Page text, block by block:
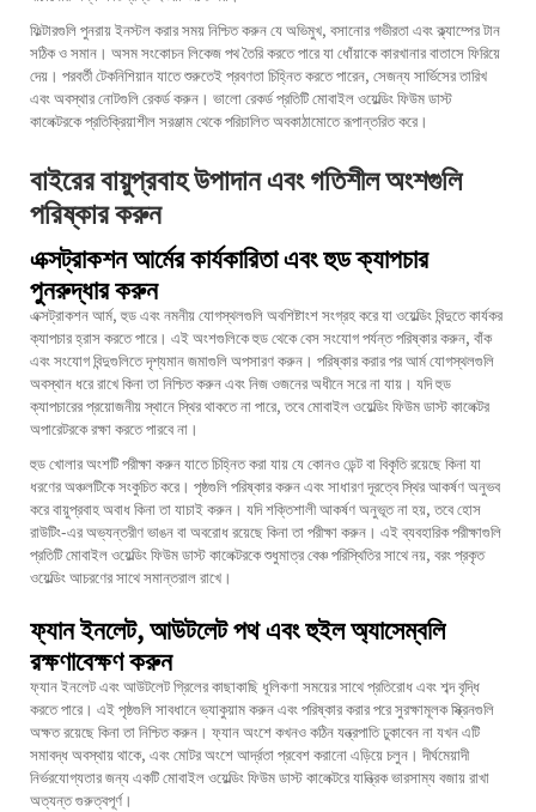
ফিল্টারগুলি পুনরায় ইনস্টল করার সময় নিশ্চিত করুন যে অভিমুখ, বসানোর গভীরতা এবং ক্ল্যাম্পের টান
সঠিক ও সমান। অসম সংকোচন লিকেজ পথ তৈরি করতে পারে যা ধোঁয়াকে কারখানার বাতাসে ফিরিয়ে
দেয়। পরবর্তী টেকনিশিয়ান যাতে শুরুতেই প্রবণতা চিহ্নিত করতে পারেন, সেজন্য সার্ভিসের তারিখ
এবং অবস্থার নোটগুলি রেকর্ড করুন। ভালো রেকর্ড প্রতিটি মোবাইল ওয়েল্ডিং ফিউম ডাস্ট
কালেক্টরকে প্রতিক্রিয়াশীল সরঞ্জাম থেকে পরিচালিত অবকাঠামোতে রূপান্তরিত করে।
বাইরের বায়ুপ্রবাহ উপাদান এবং গতিশীল অংশগুলি
পরিষ্কার করুন
এক্সট্রাকশন আর্মের কার্যকারিতা এবং হুড ক্যাপচার
পুনরুদ্ধার করুন
এক্সট্রাকশন আর্ম, হুড এবং নমনীয় যোগস্থলগুলি অবশিষ্টাংশ সংগ্রহ করে যা ওয়েল্ডিং বিন্দুতে কার্যকর
ক্যাপচার হ্রাস করতে পারে। এই অংশগুলিকে হুড থেকে বেস সংযোগ পর্যন্ত পরিষ্কার করুন, বাঁক
এবং সংযোগ বিন্দুগুলিতে দৃশ্যমান জমাগুলি অপসারণ করুন। পরিষ্কার করার পর আর্ম যোগস্থলগুলি
অবস্থান ধরে রাখে কিনা তা নিশ্চিত করুন এবং নিজ ওজনের অধীনে সরে না যায়। যদি হুড
ক্যাপচারের প্রয়োজনীয় স্থানে স্থির থাকতে না পারে, তবে মোবাইল ওয়েল্ডিং ফিউম ডাস্ট কালেক্টর
অপারেটরকে রক্ষা করতে পারবে না।
হুড খোলার অংশটি পরীক্ষা করুন যাতে চিহ্নিত করা যায় যে কোনও ডেন্ট বা বিকৃতি রয়েছে কিনা যা
ধরণের অঞ্চলটিকে সংকুচিত করে। পৃষ্ঠগুলি পরিষ্কার করুন এবং সাধারণ দূরত্বে স্থির আকর্ষণ অনুভব
করে বায়ুপ্রবাহ অবাধ কিনা তা যাচাই করুন। যদি শক্তিশালী আকর্ষণ অনুভূত না হয়, তবে হোস
রাউটিং-এর অভ্যন্তরীণ ভাঙন বা অবরোধ রয়েছে কিনা তা পরীক্ষা করুন। এই ব্যবহারিক পরীক্ষাগুলি
প্রতিটি মোবাইল ওয়েল্ডিং ফিউম ডাস্ট কালেক্টরকে শুধুমাত্র বেঞ্চ পরিস্থিতির সাথে নয়, বরং প্রকৃত
ওয়েল্ডিং আচরণের সাথে সমান্তরাল রাখে।
ফ্যান ইনলেট, আউটলেট পথ এবং হুইল অ্যাসেম্বলি
রক্ষণাবেক্ষণ করুন
ফ্যান ইনলেট এবং আউটলেট গ্রিলের কাছাকাছি ধূলিকণা সময়ের সাথে প্রতিরোধ এবং শব্দ বৃদ্ধি
করতে পারে। এই পৃষ্ঠগুলি সাবধানে ভ্যাকুয়াম করুন এবং পরিষ্কার করার পরে সুরক্ষামূলক স্ক্রিনগুলি
অক্ষত রয়েছে কিনা তা নিশ্চিত করুন। ফ্যান অংশে কখনও কঠিন যন্ত্রপাতি ঢুকাবেন না যখন এটি
সমাবদ্ধ অবস্থায় থাকে, এবং মোটর অংশে আর্দ্রতা প্রবেশ করানো এড়িয়ে চলুন। দীর্ঘমেয়াদী
নির্ভরযোগ্যতার জন্য একটি মোবাইল ওয়েল্ডিং ফিউম ডাস্ট কালেক্টরে যান্ত্রিক ভারসাম্য বজায় রাখা
অত্যন্ত গুরুত্বপূর্ণ।